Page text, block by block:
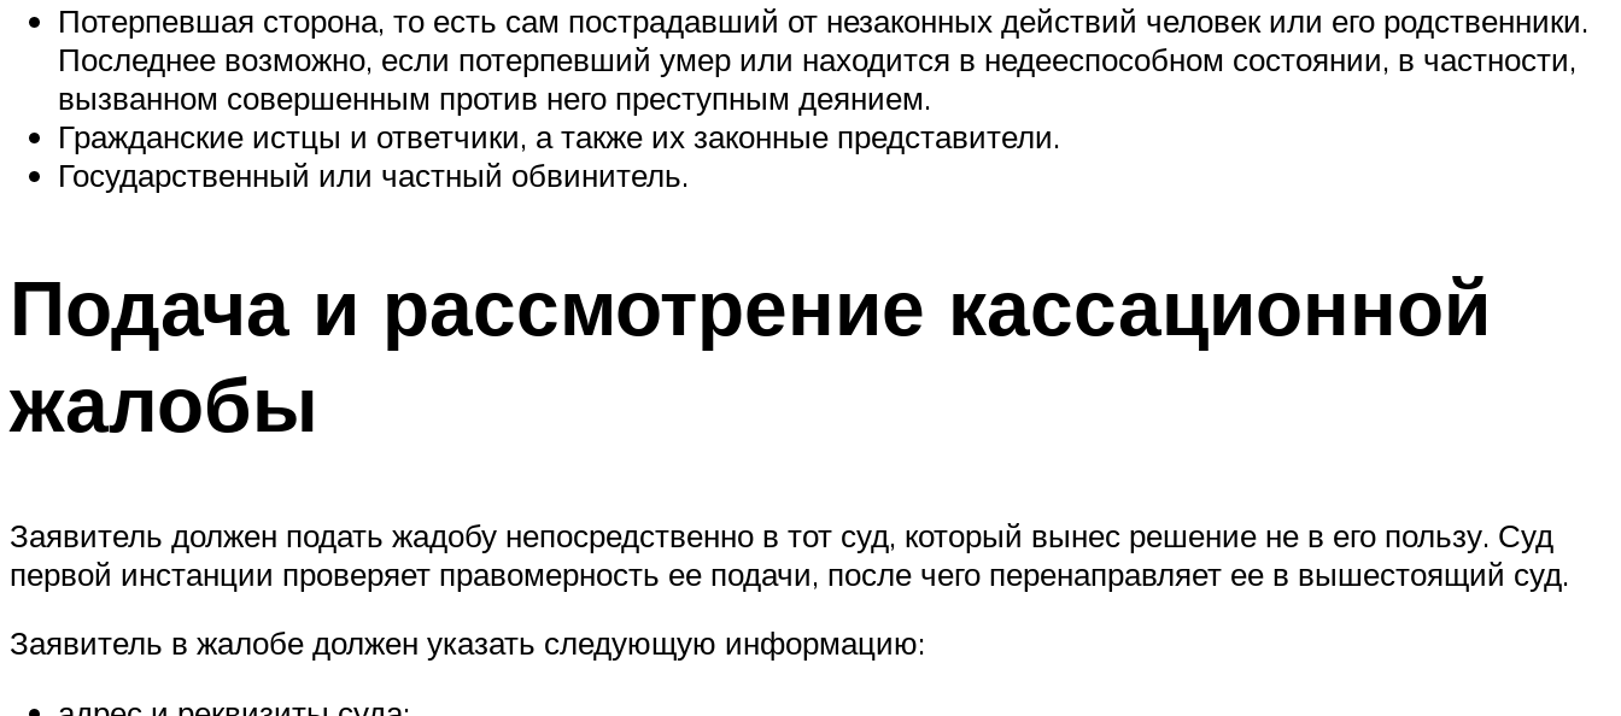
Потерпевшая сторона, то есть сам пострадавший от незаконных действий человек или его родственники.
Последнее возможно, если потерпевший умер или находится в недееспособном состоянии, в частности,
вызванном совершенным против него преступным деянием.
Гражданские истцы и ответчики, а также их законные представители.
Государственный или частный обвинитель.
Подача и рассмотрение кассационной
жалобы
Заявитель должен подать жадобу непосредственно в тот суд, который вынес решение не в его пользу. Суд
первой инстанции проверяет правомерность ее подачи, после чего перенаправляет ее в вышестоящий суд.
Заявитель в жалобе должен указать следующую информацию: